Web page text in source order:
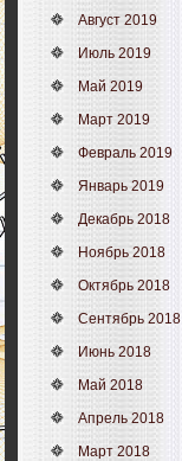
Август 2019
Июль 2019
Май 2019
Март 2019
Февраль 2019
Январь 2019
Декабрь 2018
Ноябрь 2018
Октябрь 2018
Сентябрь 2018
Июнь 2018
Май 2018
Апрель 2018
Март 2018